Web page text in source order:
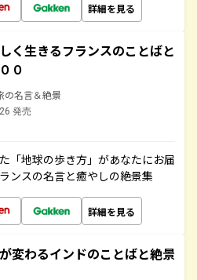
詳細を見る
く生きるフランスのことばと
０
の名言＆絶景
発売
「地球の歩き方」があなたにお届
ンスの名言と癒やしの絶景集
詳細を見る
変わるインドのことばと絶景